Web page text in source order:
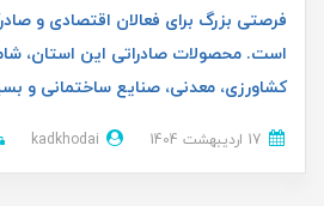
فرصتی بزرگ برای فعالان اقتصادی و
است. محصولات صادراتی این استان،
کشاورزی، معدنی، صنایع ساختمانی و
kadkhodai